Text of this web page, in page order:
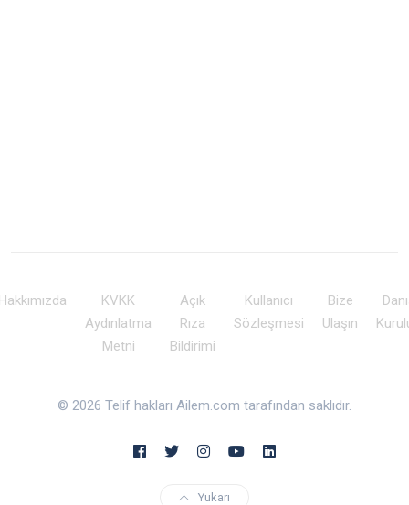
KVKK
Aydınlatma
Metni
Açık
Rıza
Bildirimi
Kullanıcı
Sözleşmesi
Bize
Ulaşın
© 2026 Telif hakları Ailem.com tarafından saklıdır.
Yukarı